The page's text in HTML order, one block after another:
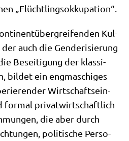
„Flücht­lings­ok­ku­pa­ti­on“.
Kul­
auch die Gen­de­ri­sie­rung
Besei­ti­gung der klas­si­
bil­det ein eng­ma­schi­ges
Wirt­schafts­ein­
for­mal pri­vat­wirt­schaft­lich
die aber durch
poli­ti­sche Per­so­